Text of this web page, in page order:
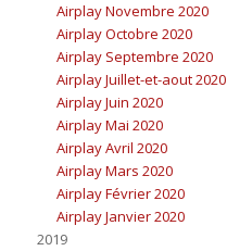
Airplay Novembre 2020
Airplay Octobre 2020
Airplay Septembre 2020
Airplay Juillet-et-aout 2020
Airplay Juin 2020
Airplay Mai 2020
Airplay Avril 2020
Airplay Mars 2020
Airplay Février 2020
Airplay Janvier 2020
2019